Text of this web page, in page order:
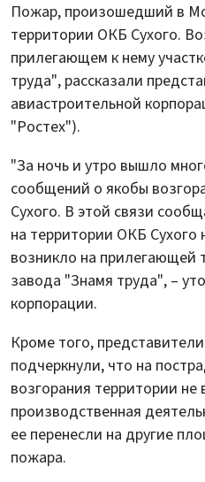
Пожар, произошедший в
территории ОКБ Сухого.
прилегающем к нему
труда", рассказали
авиастроительной
"Ростех").
"За ночь и утро вышло
сообщений о якобы
Сухого. В этой связи
на территории ОКБ Сухого
возникло на прилегающей
завода "Знамя труда", –
корпорации.
Кроме того,
подчеркнули, что на
возгорания территории не
производственная
ее перенесли на другие
пожара.